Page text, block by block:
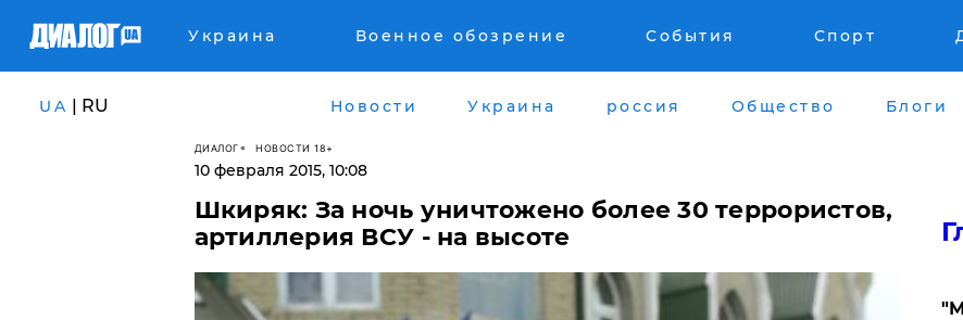
Украина Военное обозрение События Спорт
UA | RU Новости Украина россия Общество Блоги
ДИАЛОГ НОВОСТИ 18+
10 февраля 2015, 10:08
Шкиряк: За ночь уничтожено более 30 террористов,
артиллерия ВСУ - на высоте